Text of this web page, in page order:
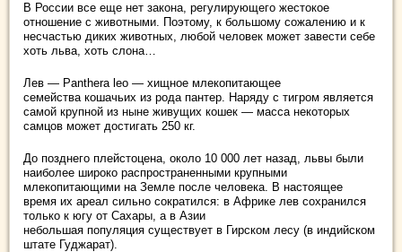
В России все еще нет закона, регулирующего жестокое
отношение с животными. Поэтому, к большому сожалению и к
несчастью диких животных, любой человек может завести себе
хоть льва, хоть слона…
Лев — Panthera leo — хищное млекопитающее
семейства кошачьих из рода пантер. Наряду с тигром является
самой крупной из ныне живущих кошек — масса некоторых
самцов может достигать 250 кг.
До позднего плейстоцена, около 10 000 лет назад, львы были
наиболее широко распространенными крупными
млекопитающими на Земле после человека. В настоящее
время их ареал сильно сократился: в Африке лев сохранился
только к югу от Сахары, а в Азии
небольшая популяция существует в Гирском лесу (в индийском
штате Гуджарат).